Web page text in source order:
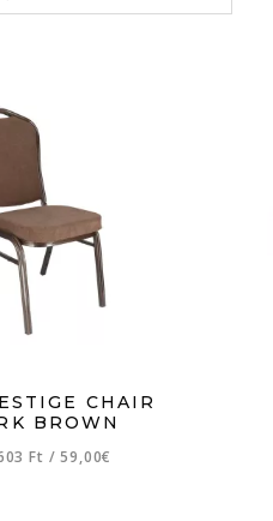
CHAIR
BROWN
Ft / 59,00€